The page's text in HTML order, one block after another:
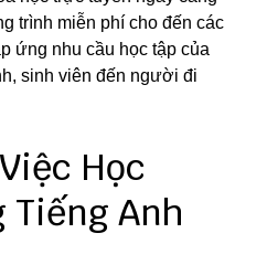
trình miễn phí cho đến các
ứng nhu cầu học tập của
sinh viên đến người đi
Học
Tiếng Anh